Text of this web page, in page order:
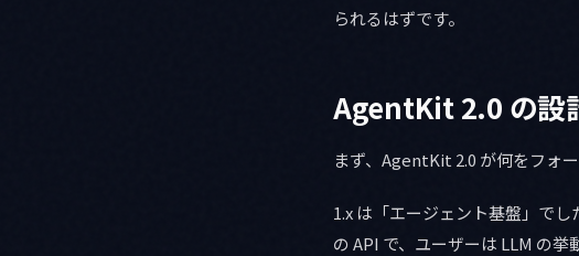
られるはずです。
AgentKit 2.0 の設
まず、AgentKit 2.0 が何をフォ
1.x は「エージェント基盤」で
の API で、ユーザーは LLM の挙